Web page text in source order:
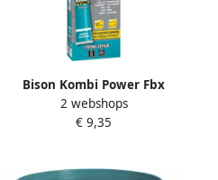
Bison Kombi Power Fbx
65Ml*6 Nlfr 1387031
2 webshops
€ 9,35